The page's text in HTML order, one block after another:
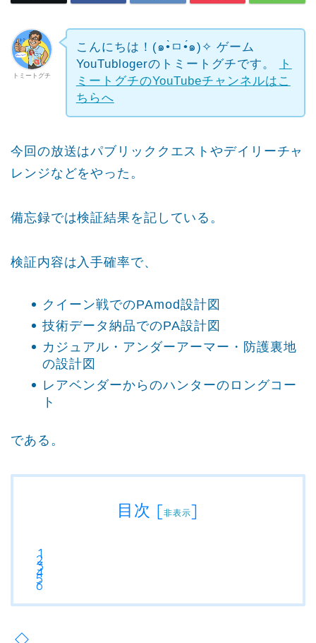
トミートグチ
こんにちは！(๑•̀ㅁ•́๑)✧ ゲーム
YouTublogerのトミートグチです。
ト
ミートグチのYouTubeチャンネルはこ
ちらへ
今回の放送はパブリッククエストやデイリーチャ
レンジなどをやった。
備忘録では検証結果を記している。
検証内容は入手確率で、
クイーン戦でのPAmod設計図
技術データ納品でのPA設計図
カジュアル・アンダーアーマー・防護裏地
の設計図
レアベンダーからのハンターのロングコー
ト
である。
目次 [非表示]